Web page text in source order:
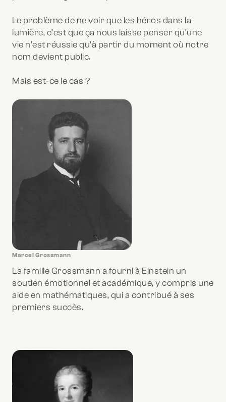
Le problème de ne voir que les héros dans la
lumière, c’est que ça nous laisse penser qu’une
vie n’est réussie qu’à partir du moment où notre
nom devient public.
Mais est-ce le cas ?
Marcel Grossmann
La famille Grossmann a fourni à Einstein un
soutien émotionnel et académique, y compris une
aide en mathématiques, qui a contribué à ses
premiers succès.